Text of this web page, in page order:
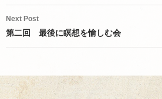
Next Post
第二回 最後に瞑想を愉しむ会